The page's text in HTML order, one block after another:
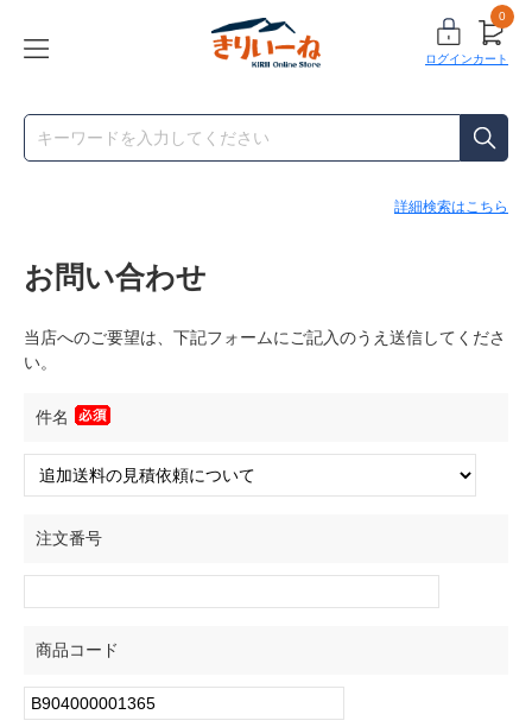
ログイン
0
カート
詳細検索はこちら
お問い合わせ
当店へのご要望は、下記フォームにご記入のうえ送信してくださ
い。
件名
注文番号
商品コード